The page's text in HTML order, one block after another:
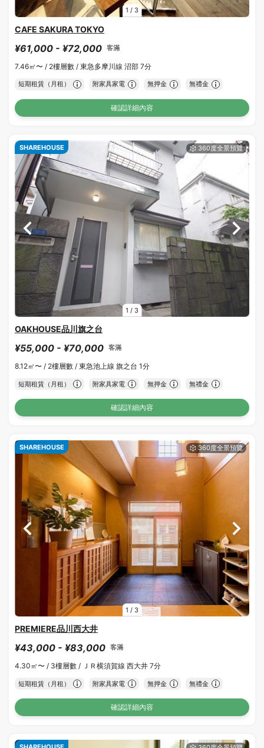
1 / 3
CAFE SAKURA TOKYO
¥61,000 - ¥72,000 客滿
7.46㎡〜 / 2樓層數 / 東急多摩川線 沼部 7分
短期租賃（月租） 附家具家電 無押金 無禮金
確認詳細內容
1 / 3
SHAREHOUSE
OAKHOUSE品川旗之台
¥55,000 - ¥70,000 客滿
8.12㎡〜 / 2樓層數 / 東急池上線 旗之台 1分
短期租賃（月租） 附家具家電 無押金 無禮金
確認詳細內容
1 / 3
SHAREHOUSE
PREMIERE品川西大井
¥43,000 - ¥83,000 客滿
4.30㎡〜 / 3樓層數 / ＪＲ横須賀線 西大井 7分
短期租賃（月租） 附家具家電 無押金 無禮金
確認詳細內容